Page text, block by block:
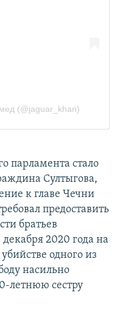
парламента стало
Султыгова,
к главе Чечни
предоставить
братьев
2020 года на
одного из
насильно
летнюю сестру